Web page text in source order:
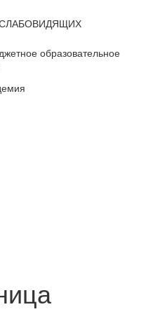
образовательное